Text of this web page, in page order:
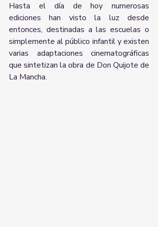
Hasta el día de hoy numerosas
ediciones han visto la luz desde
entonces, destinadas a las escuelas o
simplemente al público infantil y existen
varias adaptaciones cinematográficas
que sintetizan la obra de Don Quijote de
La Mancha.